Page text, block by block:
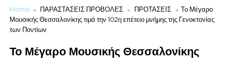
Home ΠΑΡΑΣΤΑΣΕΙΣ ΠΡΟΒΟΛΕΣ ΠΡΟΤΑΣΕΙΣ
Το Μέγαρο
Μουσικής Θεσσαλονίκης τιμά την 102η επέτειο μνήμης της Γενοκτονίας
των Ποντίων
Το Μέγαρο Μουσικής Θεσσαλονίκης